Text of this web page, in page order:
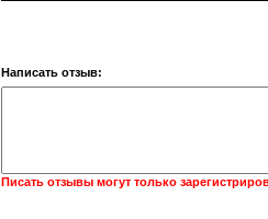
Написать отзыв:
Писать отзывы могут только